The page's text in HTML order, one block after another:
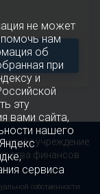
учреждение
финансов
собственности
не может
нам
об
при
и
эту
вами сайта,
нашего
сервиса